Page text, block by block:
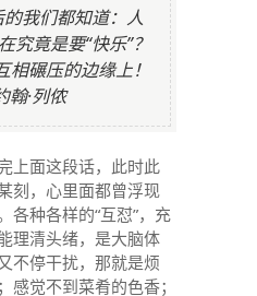
我们都知道：人
究竟是要“快乐”？
相碾压的边缘上！
·列侬
上面这段话，此时此
刻，心里面都曾浮现
各种各样的“互怼”，充
理清头绪，是大脑体
不停干扰，那就是烦
感觉不到菜肴的色香；